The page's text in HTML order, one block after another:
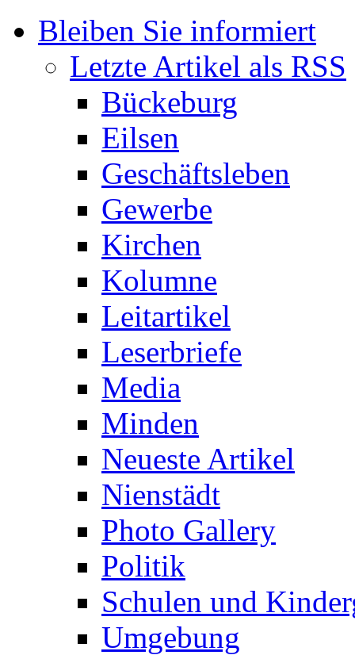
Bleiben Sie informiert
Letzte Artikel als RSS
Bückeburg
Eilsen
Geschäftsleben
Gewerbe
Kirchen
Kolumne
Leitartikel
Leserbriefe
Media
Minden
Neueste Artikel
Nienstädt
Photo Gallery
Politik
Schulen und
Umgebung